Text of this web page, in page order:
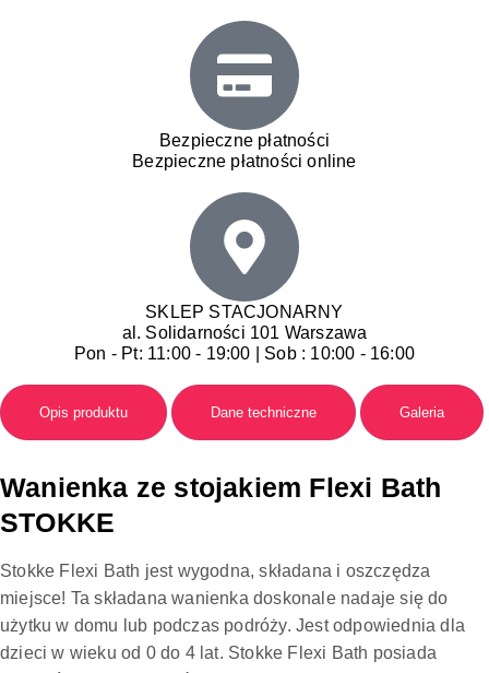
Bezpieczne płatności
Bezpieczne płatności online
SKLEP STACJONARNY
al. Solidarności 101 Warszawa
Pon - Pt: 11:00 - 19:00 | Sob : 10:00 - 16:00
Opis produktu Dane techniczne Galeria
Wanienka ze stojakiem Flexi Bath
STOKKE
Stokke Flexi Bath jest wygodna, składana i oszczędza
miejsce! Ta składana wanienka doskonale nadaje się do
użytku w domu lub podczas podróży. Jest odpowiednia dla
dzieci w wieku od 0 do 4 lat. Stokke Flexi Bath posiada